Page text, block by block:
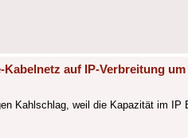
auf IP-Verbreitung um
Kahlschlag, weil die Kapazität im IP